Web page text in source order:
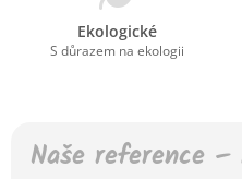
Ekologické
S důrazem na ekologii
Naše reference